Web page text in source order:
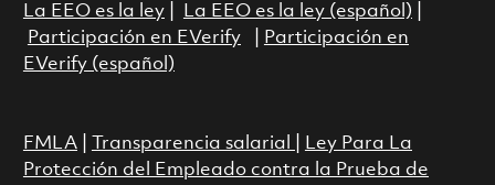
La EEO es la ley| La EEO es la ley (español)
Participación en EVerify|
Participación en
EVerify (español)
FMLA| Transparencia salarial
Ley Para La
Protección del Empleado contra la Prueba de